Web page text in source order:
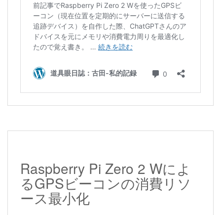
Raspberry Pi Zero 2 Wによ
るGPSビーコンの消費リソ
ース最小化